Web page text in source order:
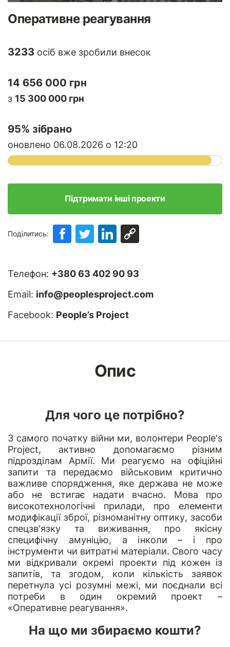
Оперативне реагування
3233 осіб вже зробили внесок
14 656 000 грн
з 15 300 000 грн
95% зібрано
оновлено 06.08.2026 о 12:20
Підтримати інші проекти
Поділитись:
Телефон: +380 63 402 90 93
Email: info@peoplesproject.com
Facebook: People’s Project
Опис
Для чого це потрібно?
З самого початку війни ми, волонтери People's
Project, активно допомагаємо різним
підрозділам Армії. Ми реагуємо на офіційні
запити та передаємо військовим критично
важливе спорядження, яке держава не може
або не встигає надати вчасно. Мова про
високотехнологічні прилади, про елементи
модифікації зброї, різноманітну оптику, засоби
спецзв'язку та виживання, про якісну
специфічну амуніцію, а інколи – і про
інструменти чи витратні матеріали. Свого часу
ми відкривали окремі проекти під кожен із
запитів, та згодом, коли кількість заявок
перетнула усі розумні межі, ми поєднали всі
потреби в один окремий проект –
«Оперативне реагування».
На що ми збираємо кошти?